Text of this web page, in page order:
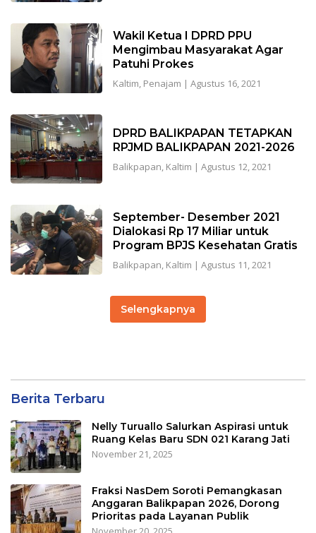
Wakil Ketua I DPRD PPU
Mengimbau Masyarakat Agar
Patuhi Prokes
Kaltim Penajam | Agustus 16, 2021
DPRD BALIKPAPAN TETAPKAN
RPJMD BALIKPAPAN 2021-2026
Balikpapan, Kaltim | Agustus 12, 2021
September- Desember 2021
Dialokasi Rp 17 Miliar untuk
Program BPJS Kesehatan Gratis
Balikpapan Kaltim | Agustus 11, 2021
Selengkapnya
Berita Terbaru
Nelly Turuallo Salurkan Aspirasi untuk
Ruang Kelas Baru SDN 021 Karang Jati
November 21, 2025
Fraksi NasDem Soroti Pemangkasan
Anggaran Balikpapan 2026, Dorong
Prioritas pada Layanan Publik